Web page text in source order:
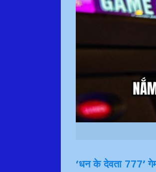
‘धन के देवता 777’